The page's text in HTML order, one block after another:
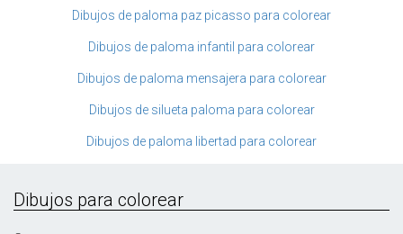
Dibujos de paloma paz picasso para colorear
Dibujos de paloma infantil para colorear
Dibujos de paloma mensajera para colorear
Dibujos de silueta paloma para colorear
Dibujos de paloma libertad para colorear
Dibujos para colorear